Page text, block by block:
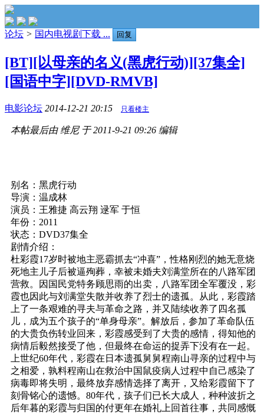
论坛 > 国内电视剧下载 ... 回复
[BT][以母亲的名义(黑虎行动)][37集全]
[国语中字][DVD-RMVB]
电影论坛 2014-12-21 20:15 只看楼主
本帖最后由 维尼 于 2011-9-21 09:26 编辑
别名：黑虎行动
导演：温成林
演员：王雅捷 高云翔 逯军 于恒
年份：2011
状态：DVD37集全
剧情介绍：
杜彩霞17岁时被地主恶霸抓去“冲喜”，性格刚烈的她无意烧
死地主儿子后被逼殉葬，幸被未婚夫刘满堂所在的八路军团
营救。因国民党特务顾思雨的出卖，八路军团全军覆没，彩
霞也因此与刘满堂失散并收养了烈士的遗孤。从此，彩霞踏
上了一条艰难的寻夫与革命之路，并又陆续收养了四名孤
儿，成为五个孩子的“单身母亲”。解放后，参加了革命队伍
的大贵负伤转业回来，彩霞感受到了大贵的感情，得知他的
病情后毅然接受了他，但最终在命运的捉弄下没有在一起。
上世纪60年代，彩霞在日本遗孤舅舅程南山寻亲的过程中与
之相爱，孰料程南山在救治中国鼠疫病人过程中自己感染了
病毒即将失明，最终放弃感情选择了离开，又给彩霞留下了
刻骨铭心的遗憾。80年代，孩子们已长大成人，种种波折之
后年暮的彩霞与归国的付更年在婚礼上回首往事，共同感慨